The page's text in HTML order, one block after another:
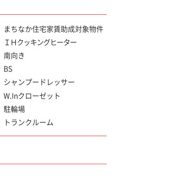
まちなか住宅家賃助成対象物件
ＩＨクッキングヒーター
南向き
BS
シャンプードレッサー
W.Inクローゼット
駐輪場
トランクルーム